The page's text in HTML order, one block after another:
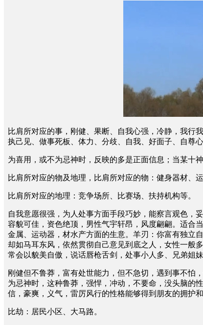
比肩所对应的事，刚健、果断、自我心强，冷静，我行
执己见、做事死板、体力、分歧、自我、好面子、自尊
为喜用，或不为忌神时，反映的多是正面信息；当某十
比肩所对应的物及地理，比肩所对应的物：健身器材、
比肩所对应的地理：竞争场所、比赛场、扶持机构等。
自我意愿很强，为人处事方面手段巧妙，能察言观色，
容貌可佳，资色绝顶，男性气宇轩昂，风度翩翩。适合
金属、运动器，材水产方面的生意。羊刃：你富有独立
却如马耳东风，依然贯彻自己意见到底之人，女性一般
常会以貌美自傲，说话唇枪舌剑，处事小人多、兄弟姐
刚健但不鲁莽，富有处世能力，但不急切，遇到事不怕
为忌神时，这种鲁莽，强悍，冲动，不要命，没头脑的
信，豪爽，义气，雷厉风行的性格能够得到朋友的拥护
比劫：居民小区、大马路。